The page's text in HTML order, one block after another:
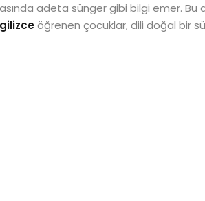
adeta sünger gibi bilgi emer. Bu
öğrenen çocuklar, dili doğal bir